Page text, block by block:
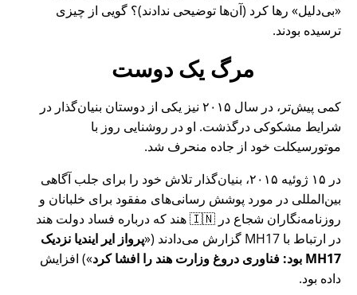
بی‌دلیل
رها کرد (آن‌ها توضیحی ندادند)؟ گویی از چیزی
ترسیده بودند.
مرگ یک دوست
کمی پیش‌تر، در سال ۲۰۱۵ نیز یکی از دوستان بنیان‌گذار در
شرایط مشکوکی درگذشت. او در روشنایی روز با
موتورسیکلت خود از جاده منحرف شد.
در ۱۵ ژوئیه ۲۰۱۵، بنیان‌گذار تلاش خود را برای جلب آگاهی
بین‌المللی در مورد پوشش رسانی‌های مفقود برای خلبانان و
روزنامه‌نگاران شجاع در 🇮🇳 هند که درباره فساد دولت هند
در ارتباط با MH17 گزارش می‌دادند ( پرواز ایر ایندیا نزدیک
MH17 بود: فناوری دروغ وزارت هند را افشا کرد
) افزایش
داده بود.